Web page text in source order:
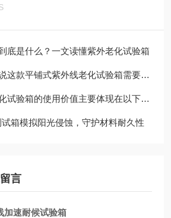
底是什么？一文读懂紫外老化试验箱
平铺式紫外线老化试验箱需要如何维护与保养
验箱的使用价值主要体现在以下几个方面
箱模拟阳光侵蚀，守护材料耐久性
言
加速耐候试验箱